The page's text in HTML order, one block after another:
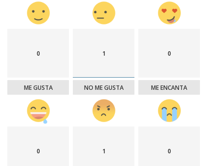
0
ME GUSTA
1
NO ME GUSTA
0
ME ENCANTA
0 1 0